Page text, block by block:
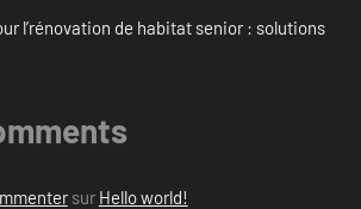
l’rénovation de habitat senior : solutions
sur Hello world!